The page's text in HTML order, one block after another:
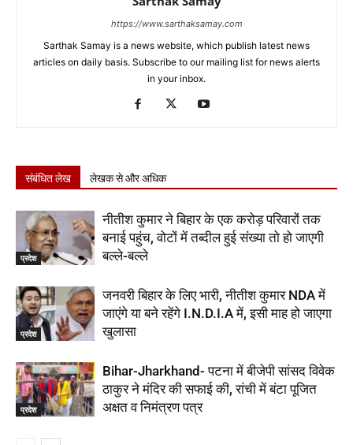
https://www.sarthaksamay.com
Sarthak Samay is a news website, which publish latest news
articles on daily basis. Subscribe to our mailing list for news alerts
in your inbox.
संबंधित लेख लेखक से और अधिक
प्रदेश
नीतीश कुमार ने बिहार के एक करोड़ परिवारों तक
बनाई पहुंच, वोटों में तब्दील हुई संख्या तो हो जाएगी
बल्ले-बल्ले
प्रदेश
जनवरी बिहार के लिए भारी, नीतीश कुमार NDA में
जाएंगे या बने रहेंगे I.N.D.I.A में, इसी माह हो जाएगा
खुलासा
प्रदेश
Bihar-Jharkhand- पटना में बीजेपी सांसद विवेक
ठाकुर ने मंदिर की सफाई की, रांची में बंटा पूजित
अक्षत व निमंत्रण पत्र